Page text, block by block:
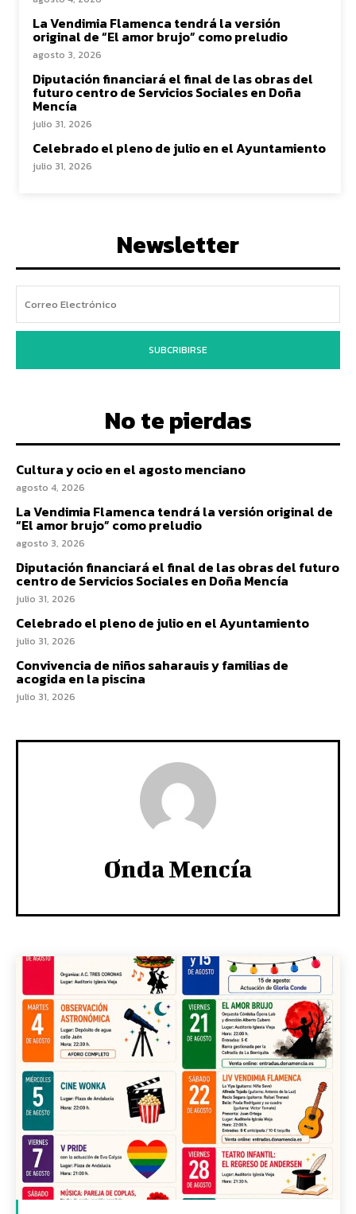
La Vendimia Flamenca tendrá la versión
original de “El amor brujo” como preludio
agosto 3, 2026
Diputación financiará el final de las obras del
futuro centro de Servicios Sociales en Doña
Mencía
julio 31, 2026
Celebrado el pleno de julio en el Ayuntamiento
julio 31, 2026
Newsletter
SUBCRIBIRSE
No te pierdas
Cultura y ocio en el agosto menciano
agosto 4, 2026
La Vendimia Flamenca tendrá la versión original de
“El amor brujo” como preludio
agosto 3, 2026
Diputación financiará el final de las obras del futuro
centro de Servicios Sociales en Doña Mencía
julio 31, 2026
Celebrado el pleno de julio en el Ayuntamiento
julio 31, 2026
Convivencia de niños saharauis y familias de
acogida en la piscina
julio 31, 2026
Onda Mencía